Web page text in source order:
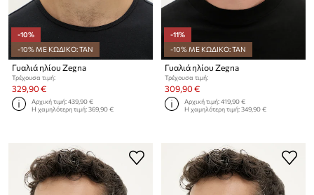
-10%
-10% ΜΕ ΚΩΔΙΚΟ: TAN
Γυαλιά ηλίου Zegna
Τρέχουσα τιμή:
329,90 €
Αρχική τιμή:439,90 €
Η χαμηλότερη τιμή:369,90 €
-11%
-10% ΜΕ ΚΩΔΙΚΟ: TAN
Γυαλιά ηλίου Zegna
Τρέχουσα τιμή:
309,90 €
Αρχική τιμή:419,90 €
Η χαμηλότερη τιμή:349,90 €